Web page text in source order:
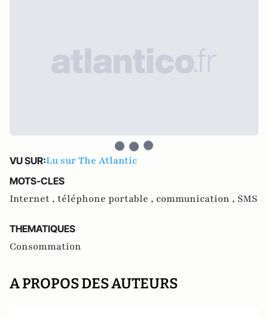
VU SUR:Lu sur The Atlantic
MOTS-CLES
Internet , téléphone portable , communication , SMS
THEMATIQUES
Consommation
A PROPOS DES AUTEURS